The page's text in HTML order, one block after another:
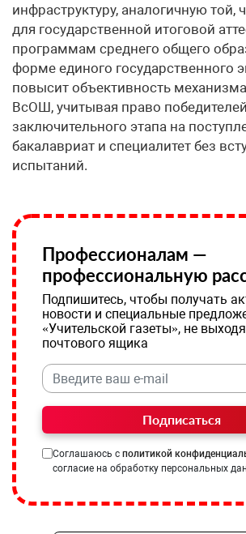
инфраструктуру, аналогичную той,
для государственной итоговой
программам среднего общего
форме единого государственного
повысит объективность
ВсОШ, учитывая право
заключительного этапа на
бакалавриат и специалитет без
испытаний.
Профессионалам —
профессиональную
Подпишитесь, чтобы получать
новости и специальные
«Учительской газеты», не
почтового ящика
Подписаться
Соглашаюсь с политикой
согласие на обработку персональных